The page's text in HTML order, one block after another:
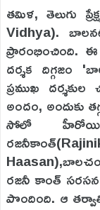
తమిళ, తెలుగు
Vidhya).
ప్రారంభించింది.
దర్శక దిగ్గజం
ప్రముఖ
అందం, అందుకు
సోలో
రజనీ కాంత్
పొందింది. ఆ